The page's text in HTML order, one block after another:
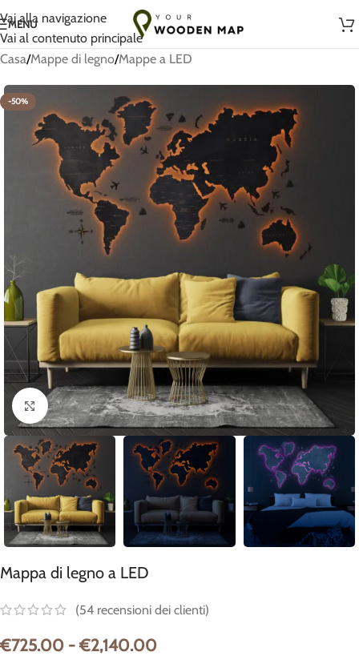
Vai alla navigazione
Vai al contenuto principale
Fatto a mano con amore in Lituania
MENU
Casa/Mappe di legno/Mappe a LED
-50%
Clicca per ingrandire
Mappa di legno a LED
(54 recensioni dei clienti)
€725.00 - €2,140.00